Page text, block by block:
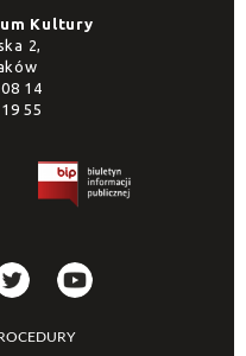
Kultury
2,
14
55